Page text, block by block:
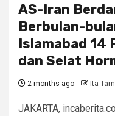
AS-Iran
Berbulan-
Islamabad 14
dan Selat
2 months ago Ita
JAKARTA,